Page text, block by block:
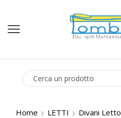
Home LETTI Divani Letto